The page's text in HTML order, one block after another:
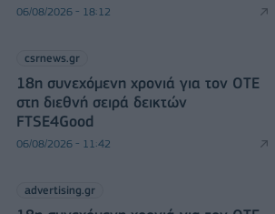
06/08/2026 - 18:12
csrnews.gr
18η συνεχόμενη χρονιά για τον ΟΤΕ
στη διεθνή σειρά δεικτών
FTSE4Good
06/08/2026 - 11:42
advertising.gr